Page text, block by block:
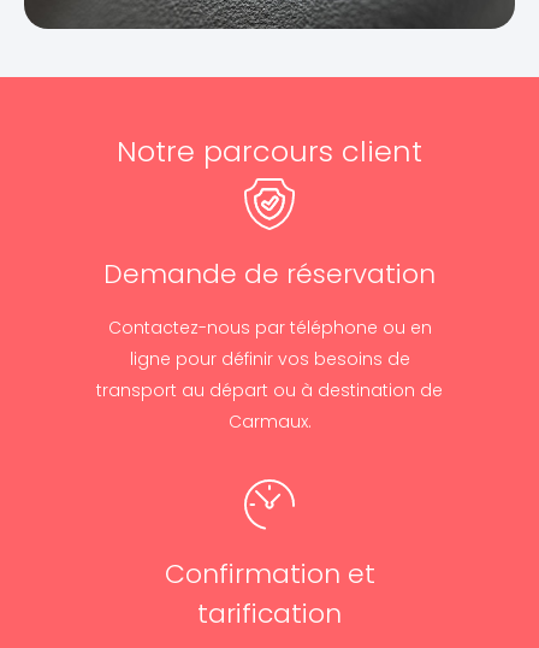
Notre parcours client
Demande de réservation
Contactez-nous par téléphone ou en
ligne pour définir vos besoins de
transport au départ ou à destination de
Carmaux.
Confirmation et
tarification